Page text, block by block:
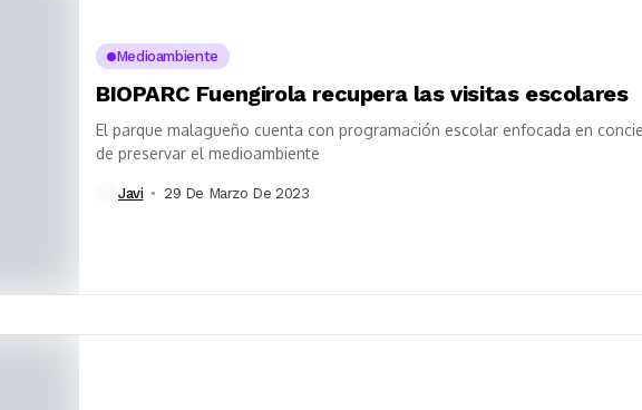
Medioambiente
BIOPARC Fuengirola recupera las visitas escolares
El parque malagueño cuenta con programación escolar enfocada en
de preservar el medioambiente
Javi 29 De Marzo De 2023